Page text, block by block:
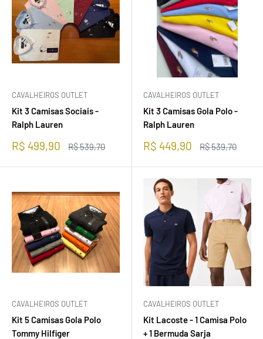
CAVALHEIROS OUTLET
Kit 3 Camisas Sociais -
Ralph Lauren
Preço
R$ 499,90
Preço
R$ 539,70
CAVALHEIROS OUTLET
Kit 3 Camisas Gola Polo -
Ralph Lauren
Preço
R$ 449,90
Preço
R$ 539,70
CAVALHEIROS OUTLET
Kit 5 Camisas Gola Polo
Tommy Hilfiger
CAVALHEIROS OUTLET
Kit Lacoste - 1 Camisa Polo
+ 1 Bermuda Sarja